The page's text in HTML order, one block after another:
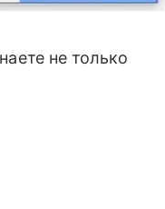
не только